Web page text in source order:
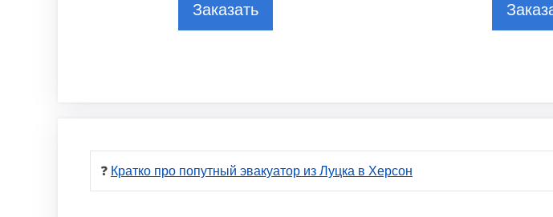
Заказать
❓ Кратко про попутный эвакуатор из Луцка в Херсон